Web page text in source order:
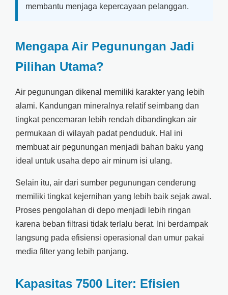
membantu menjaga kepercayaan pelanggan.
Mengapa Air Pegunungan Jadi
Pilihan Utama?
Air pegunungan dikenal memiliki karakter yang lebih
alami. Kandungan mineralnya relatif seimbang dan
tingkat pencemaran lebih rendah dibandingkan air
permukaan di wilayah padat penduduk. Hal ini
membuat air pegunungan menjadi bahan baku yang
ideal untuk usaha depo air minum isi ulang.
Selain itu, air dari sumber pegunungan cenderung
memiliki tingkat kejernihan yang lebih baik sejak awal.
Proses pengolahan di depo menjadi lebih ringan
karena beban filtrasi tidak terlalu berat. Ini berdampak
langsung pada efisiensi operasional dan umur pakai
media filter yang lebih panjang.
Kapasitas 7500 Liter: Efisien